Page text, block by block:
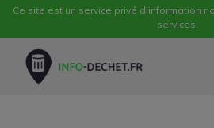
Ce site est un service privé d'information
services.